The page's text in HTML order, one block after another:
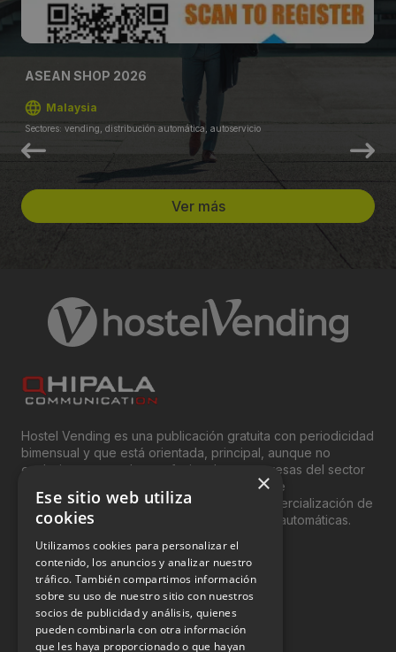
ASEAN SHOP 2026
Malaysia
Sectores: vending, distribución automática, autoservicio
Ver más
Hostel Vending es una publicación gratuita con periodicidad
bimensual y que está orientada, principal, aunque no
exclusivamente, a los profesionales y empresas del sector
del “Vending”; nombre con el que se conoce
genéricamente entre profesionales a la comercialización de
productos y servicios a través de máquinas automáticas.
INFORMACIÓN LEGAL
Aviso Legal
Política de Privacidad
×
Ese sitio web utiliza
cookies
Utilizamos cookies para personalizar el
contenido, los anuncios y analizar nuestro
tráfico. También compartimos información
sobre su uso de nuestro sitio con nuestros
socios de publicidad y análisis, quienes
pueden combinarla con otra información
que les haya proporcionado o que hayan